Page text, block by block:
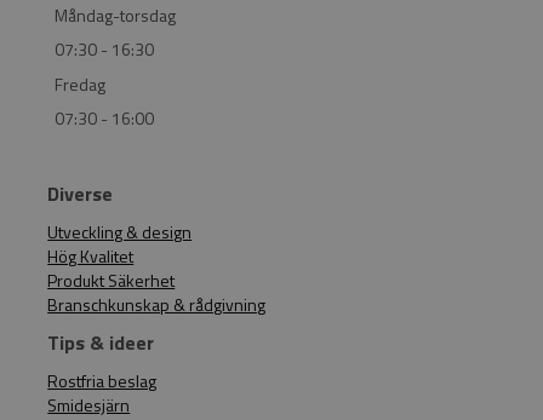
Måndag-torsdag
07:30 - 16:30
Fredag
07:30 - 16:00
Diverse
Utveckling & design
Hög Kvalitet
Produkt Säkerhet
Branschkunskap & rådgivning
Tips & ideer
Rostfria beslag
Smidesjärn